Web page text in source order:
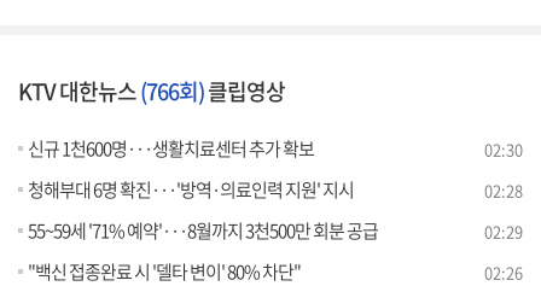
KTV 대한뉴스(766회)클립영상
신규 1천600명···생활치료센터 추가 확보 02:30
청해부대 6명 확진···'방역·의료인력 지원' 지시 02:28
55~59세 '71% 예약'···8월까지 3천500만 회분 공급 02:29
"백신 접종완료 시 '델타 변이' 80% 차단" 02:26